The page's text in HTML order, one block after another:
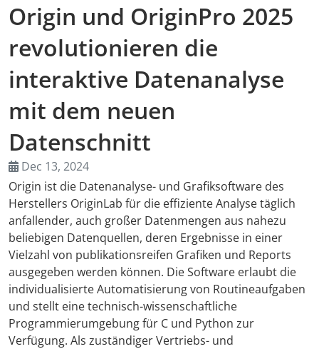
Origin und OriginPro 2025
revolutionieren die
interaktive Datenanalyse
mit dem neuen
Datenschnitt
Dec 13, 2024
Origin ist die Datenanalyse- und Grafiksoftware des
Herstellers OriginLab für die effiziente Analyse täglich
anfallender, auch großer Datenmengen aus nahezu
beliebigen Datenquellen, deren Ergebnisse in einer
Vielzahl von publikationsreifen Grafiken und Reports
ausgegeben werden können. Die Software erlaubt die
individualisierte Automatisierung von Routineaufgaben
und stellt eine technisch-wissenschaftliche
Programmierumgebung für C und Python zur
Verfügung. Als zuständiger Vertriebs- und
AMA
Foreign
Media
Digital
Download